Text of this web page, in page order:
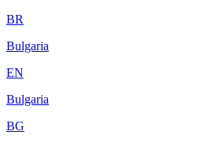
BR
Bulgaria
EN
Bulgaria
BG